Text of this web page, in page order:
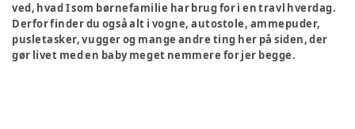
ved, hvad I som børnefamilie har brug for i en travl hverdag.
Derfor finder du også alt i vogne, autostole, ammepuder,
pusletasker, vugger og mange andre ting her på siden, der
gør livet med en baby meget nemmere for jer begge.